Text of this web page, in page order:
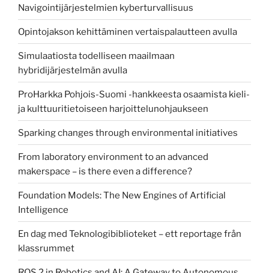
Navigointijärjestelmien kyberturvallisuus
Opintojakson kehittäminen vertaispalautteen avulla
Simulaatiosta todelliseen maailmaan
hybridijärjestelmän avulla
ProHarkka Pohjois-Suomi -hankkeesta osaamista kieli-
ja kulttuuritietoiseen harjoittelunohjaukseen
Sparking changes through environmental initiatives
From laboratory environment to an advanced
makerspace – is there even a difference?
Foundation Models: The New Engines of Artificial
Intelligence
En dag med Teknologibiblioteket – ett reportage från
klassrummet